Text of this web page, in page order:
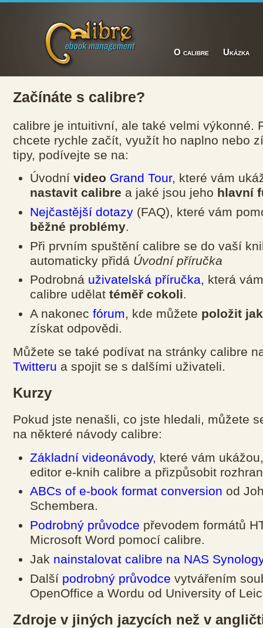
O calibre Ukázka
Začínáte s calibre?
calibre je intuitivní, ale také velmi výkonné.
chcete rychle začít, využít ho naplno nebo
tipy, podívejte se na:
Úvodnívideo Grand Tour, které vám
nastavit calibre a jaké jsou jeho hlavní
Nejčastější dotazy (FAQ), které vám
běžné problémy.
Při prvním spuštění calibre se do vaší
automaticky přidá Úvodní příručka
Podrobná uživatelská příručka, která
calibre udělattéměř cokoli.
A nakonecfórum, kde můžete položit
získat odpovědi.
Můžete se také podívat na stránky calibre
Twitteru a spojit se s dalšími uživateli.
Kurzy
Pokud jste nenašli, co jste hledali, můžete
na některé návody calibre:
Základní videonávody, které vám
editor e-knih calibre a přizpůsobit
ABCs of e-book format conversion od
Schembera.
Podrobný průvodce převodem formátů
Microsoft Word pomocí calibre.
Jak nainstalovat calibre na NAS
Další podrobný průvodce vytvářením
OpenOffice a Wordu od University of
Zdroje v jiných jazycích než v